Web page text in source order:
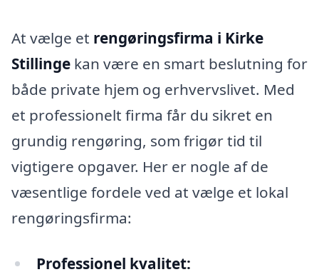
At vælge et rengøringsfirma i Kirke
Stillinge kan være en smart beslutning for
både private hjem og erhvervslivet. Med
et professionelt firma får du sikret en
grundig rengøring, som frigør tid til
vigtigere opgaver. Her er nogle af de
væsentlige fordele ved at vælge et lokal
rengøringsfirma:
Professionel kvalitet: